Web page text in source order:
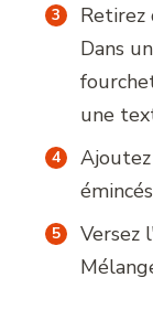
Dans
une
Versez l'